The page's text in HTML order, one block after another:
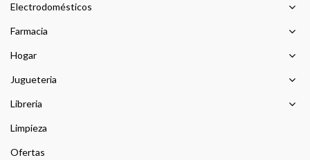
Electrodomésticos
Farmacia
Hogar
Jugueteria
Libreria
Limpieza
Ofertas